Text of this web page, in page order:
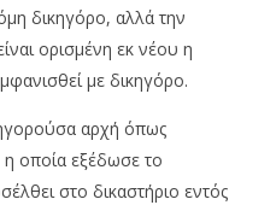
δικηγόρο, αλλά την
ορισμένη εκ νέου η
με δικηγόρο.
αρχή όπως
η οποία εξέδωσε το
στο δικαστήριο εντός